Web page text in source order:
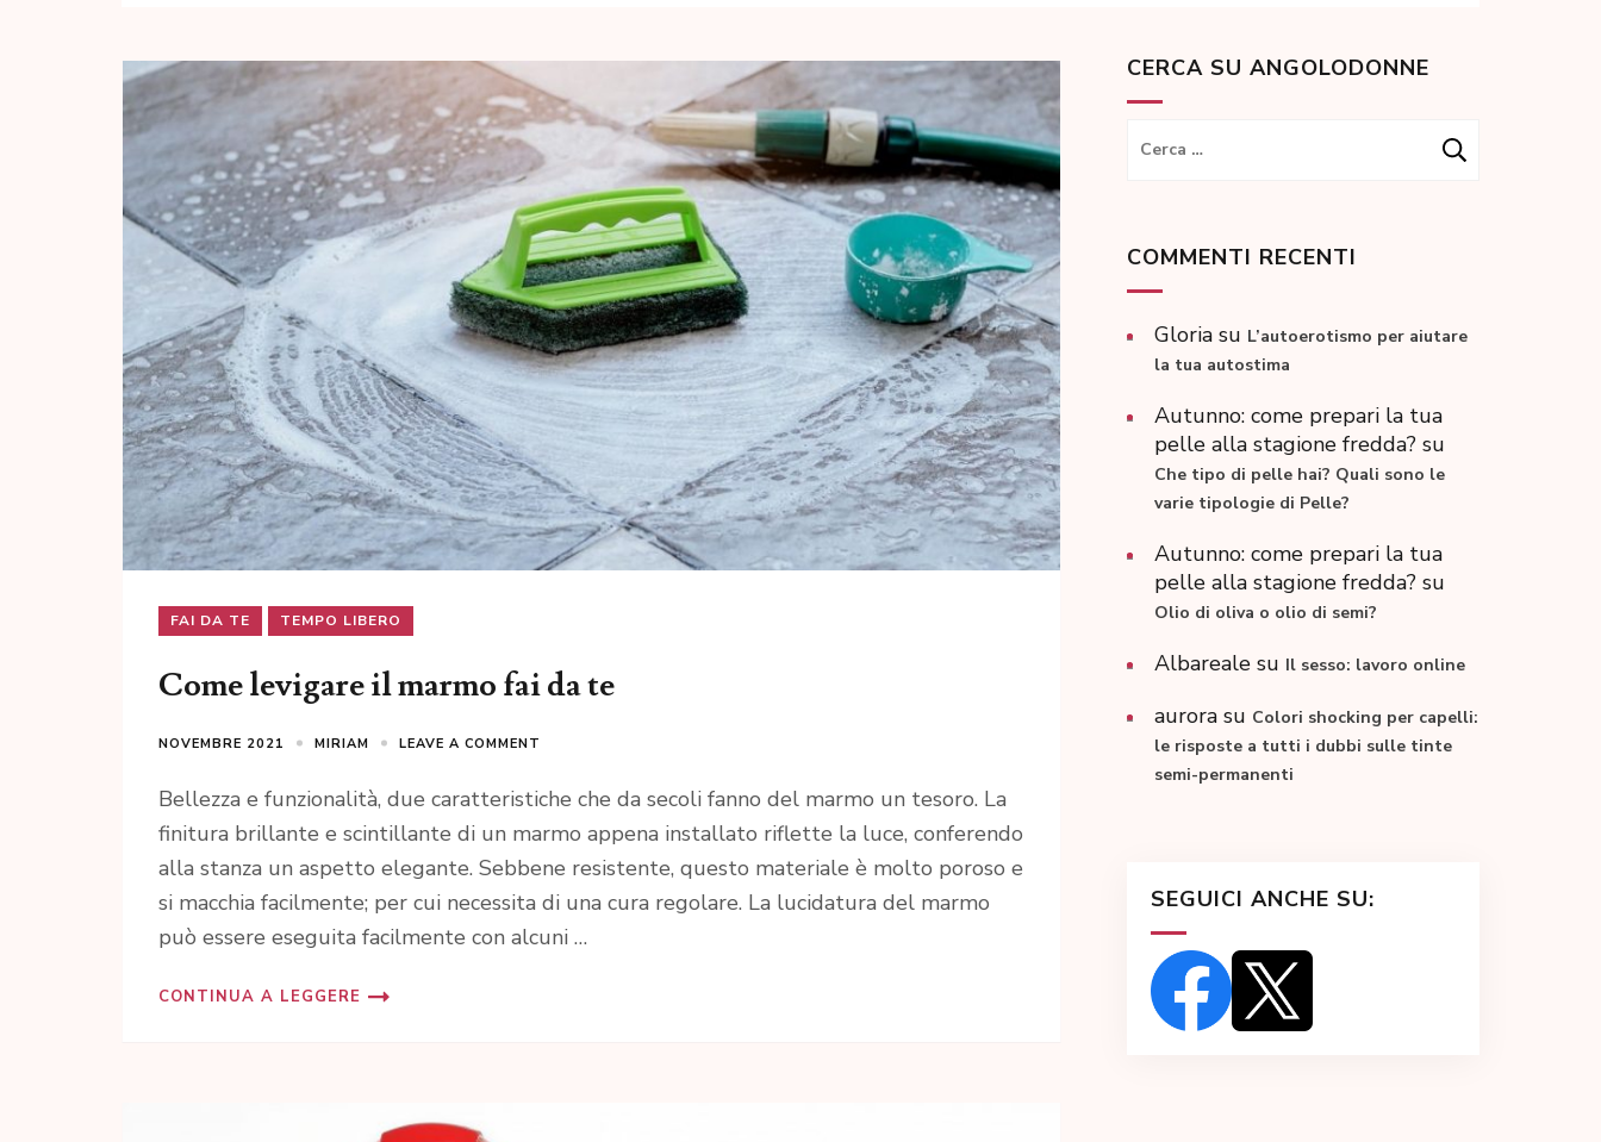
FAI DA TE TEMPO LIBERO
Come levigare il marmo fai da te
NOVEMBRE 2021 MIRIAM LEAVE A COMMENT
Bellezza e funzionalità, due caratteristiche che da secoli fanno del marmo un tesoro. La
finitura brillante e scintillante di un marmo appena installato riflette la luce, conferendo
alla stanza un aspetto elegante. Sebbene resistente, questo materiale è molto poroso e
si macchia facilmente; per cui necessita di una cura regolare. La lucidatura del marmo
può essere eseguita facilmente con alcuni …
CONTINUA A LEGGERE
CERCA SU ANGOLODONNE
Ricerca
COMMENTI RECENTI
Gloria su L’autoerotismo per aiutare
la tua autostima
Autunno: come prepari la tua
pelle alla stagione fredda? su
Che tipo di pelle hai? Quali sono le
varie tipologie di Pelle?
Autunno: come prepari la tua
pelle alla stagione fredda? su
Olio di oliva o olio di semi?
Albareale su Il sesso: lavoro online
aurora su Colori shocking per capelli:
le risposte a tutti i dubbi sulle tinte
semi-permanenti
SEGUICI ANCHE SU: